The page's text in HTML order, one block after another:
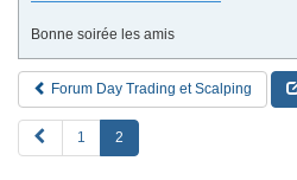
Bonne soirée les amis
Forum Day Trading et Scalping
R
1 2